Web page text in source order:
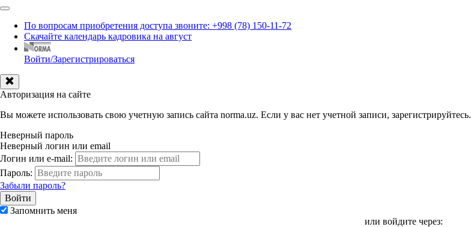
По вопросам приобретения доступа звоните: +998 (78) 150-11-72
Скачайте календарь кадровика на август
Войти/Зарегистрироваться
Авторизация на сайте
Вы можете использовать свою учетную запись сайта norma.uz. Если у вас нет учетной записи, зарегистрируйтесь.
Неверный пароль
Неверный логин или email
Логин или e-mail:
Пароль:
Забыли пароль?
Запомнить меня
или войдите через: